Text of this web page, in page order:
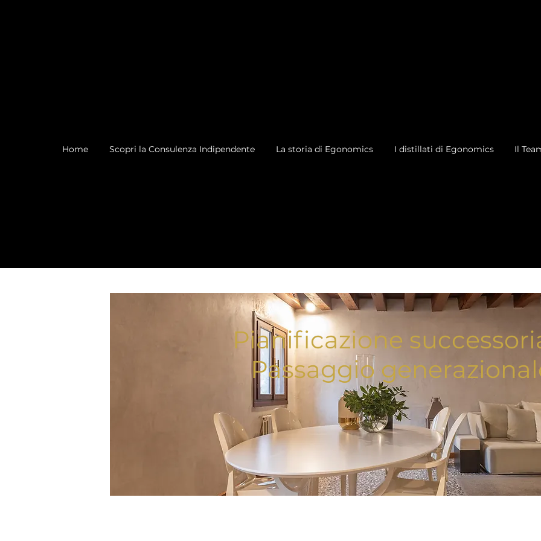
Home Scopri la Consulenza Indipendente La storia di Egonomics I distillati di Egonomics Il
Pianificazione
Passaggio